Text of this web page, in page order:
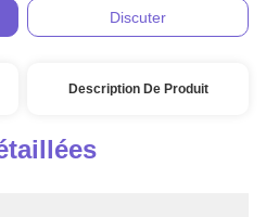
Discuter
Description De Produit